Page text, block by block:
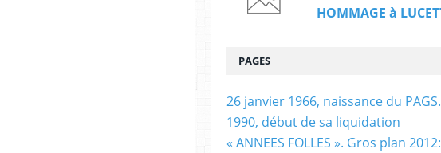
PAGES
26 janvier 1966, naissance du PAGS.
1990, début de sa liquidation
« ANNEES FOLLES ». Gros plan 2012: